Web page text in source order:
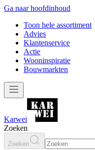
Ga naar hoofdinhoud
Toon hele assortiment
Advies
Klantenservice
Actie
Wooninspiratie
Bouwmarkten
Karwei
Zoeken
Zoeken